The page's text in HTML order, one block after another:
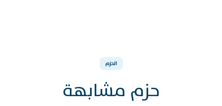
الحزم
حزم مشابهة